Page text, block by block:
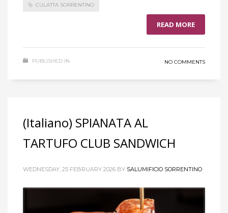
CULATTA SORRENTINO
READ MORE
PUBLISHED IN NO COMMENTS
(Italiano) SPIANATA AL
TARTUFO CLUB SANDWICH
WEDNESDAY, 25 FEBRUARY 2026 BY SALUMIFICIO SORRENTINO